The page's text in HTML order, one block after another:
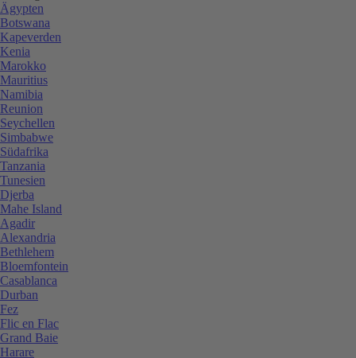
Ägypten
Botswana
Kapeverden
Kenia
Marokko
Mauritius
Namibia
Reunion
Seychellen
Simbabwe
Südafrika
Tanzania
Tunesien
Djerba
Mahe Island
Agadir
Alexandria
Bethlehem
Bloemfontein
Casablanca
Durban
Fez
Flic en Flac
Grand Baie
Harare